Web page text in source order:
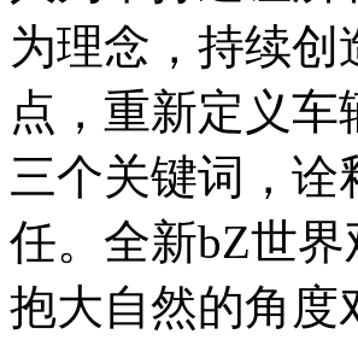
为理念，持续
点，重新定义
三个关键词，
任。全新bZ世
抱大自然的角度